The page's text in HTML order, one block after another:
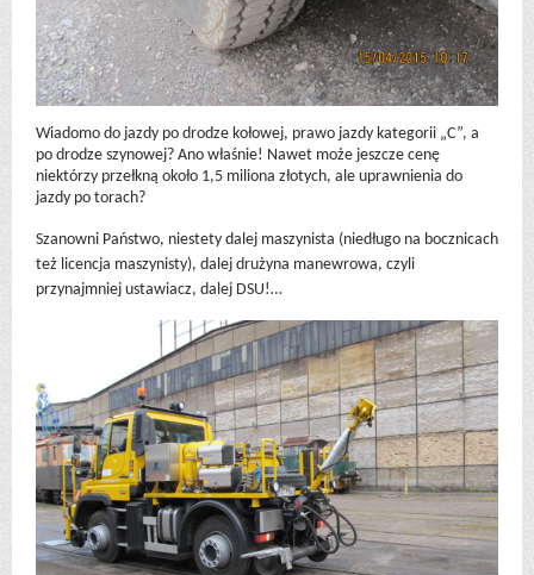
Wiadomo do jazdy po drodze kołowej, prawo jazdy kategorii „C”, a
po drodze szynowej? Ano właśnie! Nawet może jeszcze cenę
niektórzy przełkną około 1,5 miliona złotych, ale uprawnienia do
jazdy po torach?
Szanowni Państwo, niestety dalej maszynista (niedługo na bocznicach
też licencja maszynisty), dalej drużyna manewrowa, czyli
przynajmniej ustawiacz, dalej DSU!…